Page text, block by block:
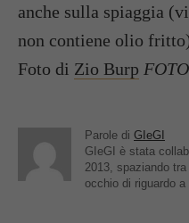
anche sulla spiaggia
non contiene olio
Foto di Zio Burp
Parole di GIeGI
GIeGI è stata
2013, spaziando
occhio di riguardo a